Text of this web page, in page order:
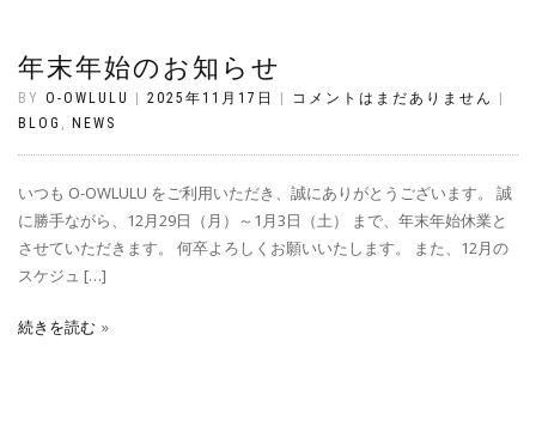
年末年始のお知らせ
BY O-OWLULU 2025年11月17日 コメントはまだありません
BLOG , NEWS
いつも O-OWLULU をご利用いただき、誠にありがとうございます。 誠
に勝手ながら、12月29日（月）～1月3日（土） まで、年末年始休業と
させていただきます。 何卒よろしくお願いいたします。 また、12月の
スケジュ […]
続きを読む